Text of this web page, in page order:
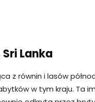
Lanka
z równin i lasów
w tym kraju. Ta